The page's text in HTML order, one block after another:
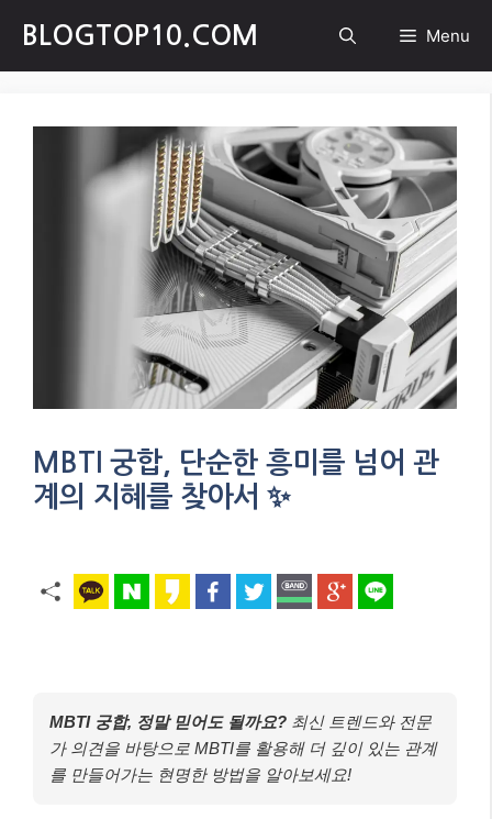
content
BLOGTOP10.COM Menu
MBTI 궁합, 단순한 흥미를 넘어 관
계의 지혜를 찾아서 ✨
MBTI 궁합, 정말 믿어도 될까요? 최신 트렌드와 전문
가 의견을 바탕으로 MBTI를 활용해 더 깊이 있는 관계
를 만들어가는 현명한 방법을 알아보세요!